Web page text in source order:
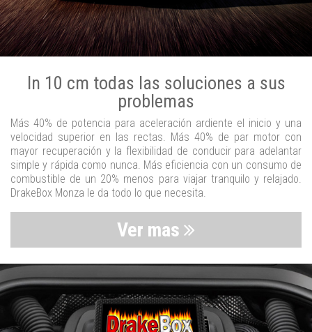
In 10 cm todas las soluciones a sus
problemas
Más 40% de potencia para aceleración ardiente el inicio y una
velocidad superior en las rectas. Más 40% de par motor con
mayor recuperación y la flexibilidad de conducir para adelantar
simple y rápida como nunca. Más eficiencia con un consumo de
combustible de un 20% menos para viajar tranquilo y relajado.
DrakeBox Monza le da todo lo que necesita.
Ver mas